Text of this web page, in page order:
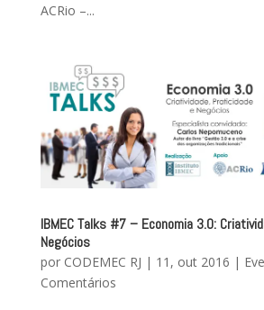
ACRio –...
IBMEC Talks #7 – Economia 3.0:
Negócios
por CODEMEC RJ | 11, out 2016 |
Comentários